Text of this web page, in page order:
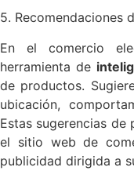
5. Recomendaciones
En el comercio
herramienta de
de productos.
ubicación,
Estas sugerencias
el sitio web de
publicidad dirigida a